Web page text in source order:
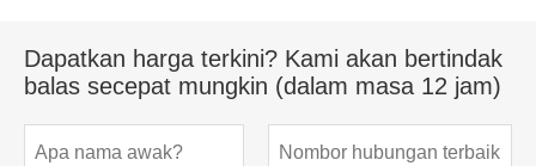
Dapatkan harga terkini? Kami akan bertindak
balas secepat mungkin (dalam masa 12 jam)